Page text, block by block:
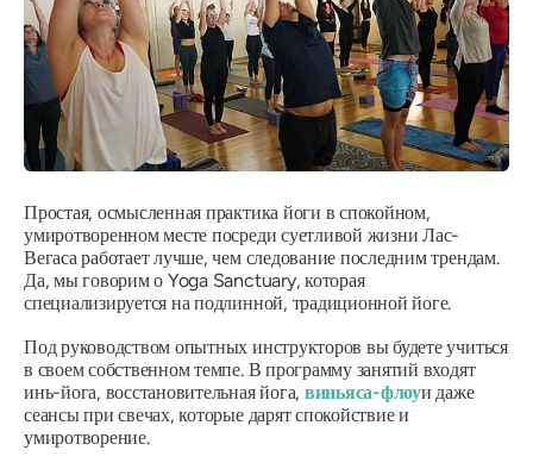
Простая, осмысленная практика йоги в спокойном,
умиротворенном месте посреди суетливой жизни Лас-
Вегаса работает лучше, чем следование последним трендам.
Да, мы говорим о Yoga Sanctuary, которая
специализируется на подлинной, традиционной йоге.
Под руководством опытных инструкторов вы будете учиться
в своем собственном темпе. В программу занятий входят
инь-йога, восстановительная йога, виньяса-флоуи даже
сеансы при свечах, которые дарят спокойствие и
умиротворение.